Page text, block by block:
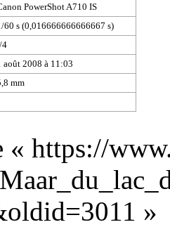
PowerShot A710 IS
60 s (0,016666666666667 s)
4
août 2008 à 11:03
mm
« https://
»